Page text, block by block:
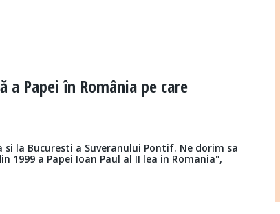
a Papei în România pe care
la Bucuresti a Suveranului Pontif. Ne dorim sa
a Papei Ioan Paul al II lea in Romania",